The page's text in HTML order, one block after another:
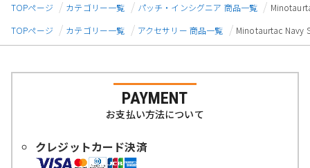
TOPページ
カテゴリー一覧 パッチ・インシグニア 商品一覧
TOPページ
カテゴリー一覧 アクセサリー 商品一覧 Minotaurtac Navy
PAYMENT
お支払い方法について
クレジットカード決済